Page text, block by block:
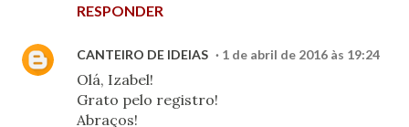
RESPONDER
CANTEIRO DE IDEIAS 1 de abril de 2016 às 19:24
Olá, Izabel!
Grato pelo registro!
Abraços!